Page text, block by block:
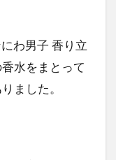
わ男子 香り立
水をまとって
ました。